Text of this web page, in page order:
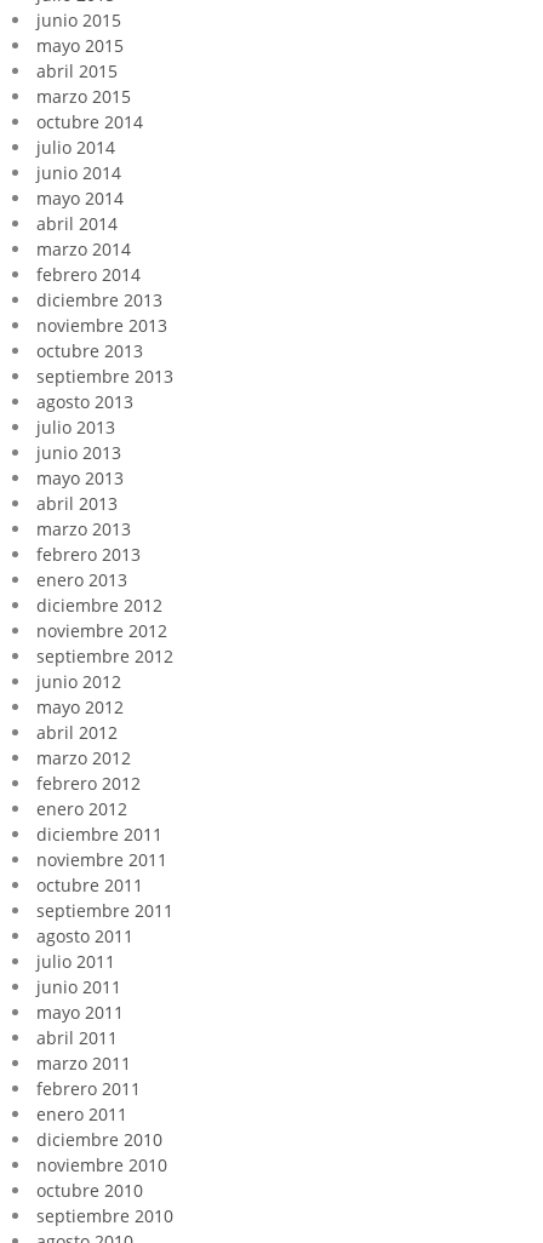
junio 2015
mayo 2015
abril 2015
marzo 2015
octubre 2014
julio 2014
junio 2014
mayo 2014
abril 2014
marzo 2014
febrero 2014
diciembre 2013
noviembre 2013
octubre 2013
septiembre 2013
agosto 2013
julio 2013
junio 2013
mayo 2013
abril 2013
marzo 2013
febrero 2013
enero 2013
diciembre 2012
noviembre 2012
septiembre 2012
junio 2012
mayo 2012
abril 2012
marzo 2012
febrero 2012
enero 2012
diciembre 2011
noviembre 2011
octubre 2011
septiembre 2011
agosto 2011
julio 2011
junio 2011
mayo 2011
abril 2011
marzo 2011
febrero 2011
enero 2011
diciembre 2010
noviembre 2010
octubre 2010
septiembre 2010